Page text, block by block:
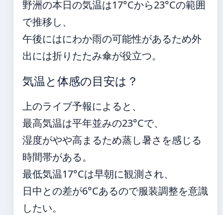
野洲の本日の気温は17°Cから23°Cの範囲
で推移し、
午後にはにわか雨の可能性があるため外
出には折りたたみ傘が役立つ。
気温と体感の目安は？
上のライブ予報によると、
最高気温は平年並みの23°Cで、
湿度がやや高まるため蒸し暑さを感じる
時間帯がある。
最低気温17°Cは早朝に観測され、
日中との差が6°Cあるので服装調整を意識
したい。